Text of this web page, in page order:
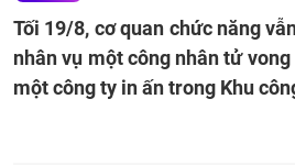
Tối 19/8, cơ quan chức năng
nhân vụ một công nhân tử
một công ty in ấn trong Khu